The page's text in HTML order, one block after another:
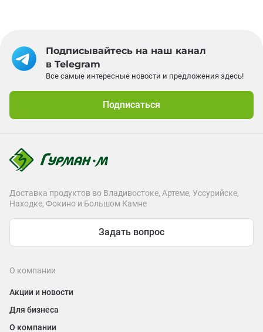
Подписывайтесь на наш канал
в Telegram
Все самые интересные новости и предложения здесь!
Подписаться
О компании
Акции и новости
Для бизнеса
О компании
Доставка продуктов во Владивостоке, Артеме, Уссурийске,
Находке, Фокино и Большом Камне
Задать вопрос